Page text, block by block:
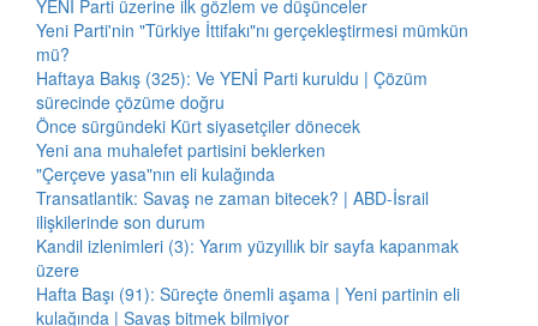
YENİ Parti üzerine ilk gözlem ve düşünceler
Yeni Parti'nin "Türkiye İttifakı"nı gerçekleştirmesi mümkün
mü?
Haftaya Bakış (325): Ve YENİ Parti kuruldu | Çözüm
sürecinde çözüme doğru
Önce sürgündeki Kürt siyasetçiler dönecek
Yeni ana muhalefet partisini beklerken
"Çerçeve yasa"nın eli kulağında
Transatlantik: Savaş ne zaman bitecek? | ABD-İsrail
ilişkilerinde son durum
Kandil izlenimleri (3): Yarım yüzyıllık bir sayfa kapanmak
üzere
Hafta Başı (91): Süreçte önemli aşama | Yeni partinin eli
kulağında | Savaş bitmek bilmiyor